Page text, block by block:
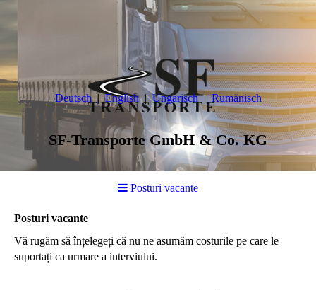
Deutsch English Ungarisch Rumänisch
SF-Transporte GmbH & Co. KG
Posturi vacante
Posturi vacante
Vă rugăm să înțelegeți că nu ne asumăm costurile pe care le
suportați ca urmare a interviului.